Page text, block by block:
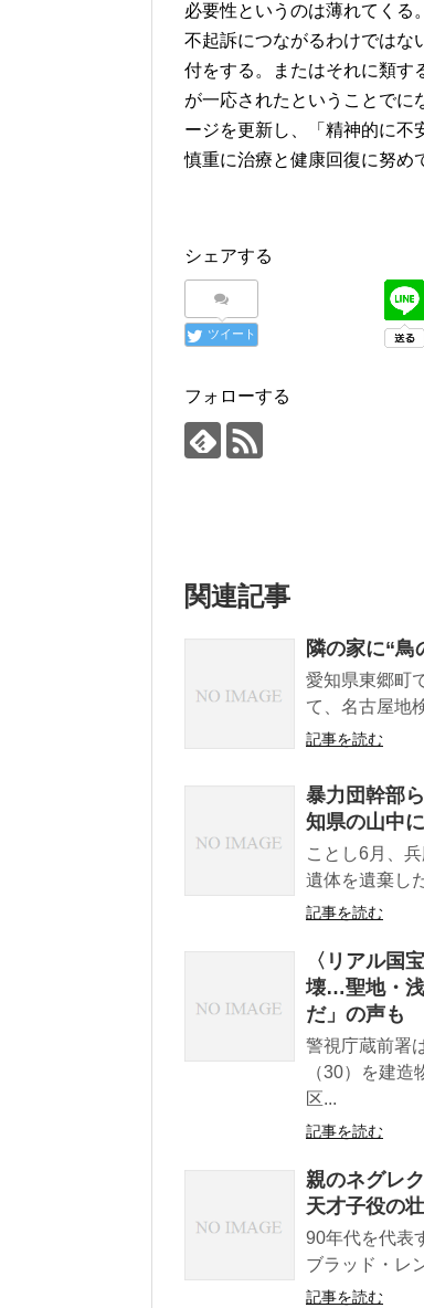
必要性というのは薄れてくる
不起訴につながるわけではな
付をする。またはそれに類す
が一応されたということでに
ージを更新し、「精神的に不
慎重に治療と健康回復に努め
シェアする
ツイート
フォローする
関連記事
隣の家に“
愛知県東郷町
て、名古屋地
記事を読む
暴力団幹部
知県の山中
ことし6月、
遺体を遺棄し
記事を読む
〈リアル国
壊…聖地・浅
だ」の声も
警視庁蔵前署
（30）を建
区...
記事を読む
親のネグレ
天才子役の
90年代を代表
ブラッド・レ
記事を読む